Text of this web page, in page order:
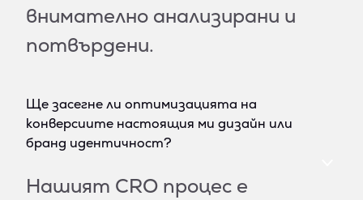
внимателно анализирани и
потвърдени.
Ще засегне ли оптимизацията на
конверсиите настоящия ми дизайн или
бранд идентичност?
Нашият CRO процес е